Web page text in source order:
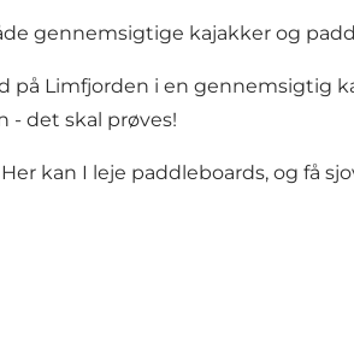
gennemsigtige kajakker og
på Limfjorden i en gennemsigtig
- det skal prøves!
kan I leje paddleboards, og få